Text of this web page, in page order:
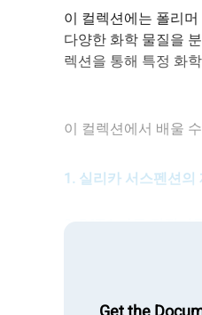
이 컬렉션에는 폴리
다양한 화학 물질을
렉션을 통해 특정 화
이 컬렉션에서 배울
1. 실리카 서스펜션
3. BAT-1 자동 적정
4. 공중합체 라텍스